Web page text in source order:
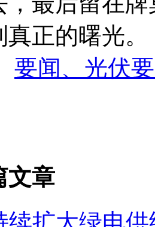
正的曙光。
要闻、光伏
文章